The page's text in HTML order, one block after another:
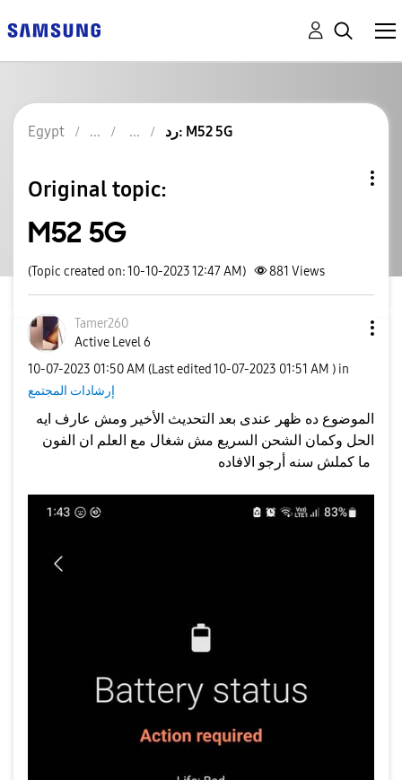
Egypt رد: M52 5G
Original topic:
M52 5G
(Topic created on: 10-10-2023 12:47 AM) 881 Views
Tamer260
Active Level 6
‎10-07-2023 01:50 AM (Last edited ‎10-07-2023 01:51 AM ) in
إرشادات المجتمع
الموضوع ده ظهر عندى بعد التحديث الأخير ومش عارف ايه
الحل وكمان الشحن السريع مش شغال مع العلم ان الفون